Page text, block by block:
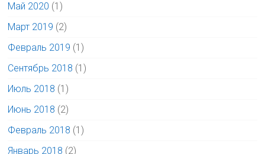
Май 2020 (1)
Март 2019 (2)
Февраль 2019 (1)
Сентябрь 2018 (1)
Июль 2018 (1)
Июнь 2018 (2)
Февраль 2018 (1)
Январь 2018 (2)